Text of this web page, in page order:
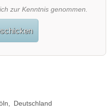
zur Kenntnis genommen.
Deutschland